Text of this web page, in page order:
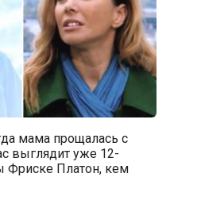
мама прощалась с
выглядит уже 12-
Фриске Платон, кем